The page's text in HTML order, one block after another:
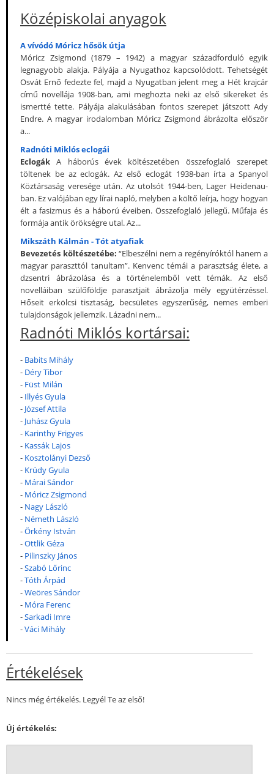
Középiskolai anyagok
A vívódó Móricz hősök útja
Móricz Zsigmond (1879 – 1942) a magyar századforduló egyik
legnagyobb alakja. Pályája a Nyugathoz kapcsolódott. Tehetségét
Osvát Ernő fedezte fel, majd a Nyugatban jelent meg a Hét krajcár
című novellája 1908-ban, ami meghozta neki az első sikereket és
ismertté tette. Pályája alakulásában fontos szerepet játszott Ady
Endre. A magyar irodalomban Móricz Zsigmond ábrázolta először
a...
Radnóti Miklós eclogái
Eclogák A háborús évek költészetében összefoglaló szerepet
töltenek be az eclogák. Az első eclogát 1938-ban írta a Spanyol
Köztársaság veresége után. Az utolsót 1944-ben, Lager Heidenau-
ban. Ez valójában egy lírai napló, melyben a költő leírja, hogy hogyan
élt a fasizmus és a háború éveiben. Összefoglaló jellegű. Műfaja és
formája antik örökségre utal. Az...
Mikszáth Kálmán - Tót atyafiak
Bevezetés költészetébe: “Elbeszélni nem a regényíróktól hanem a
magyar paraszttól tanultam”. Kenvenc témái a parasztság élete, a
dzsentri ábrázolása és a történelemből vett témák. Az első
novelláiban szülőföldje parasztjait ábrázolja mély együtérzéssel.
Hőseit erkölcsi tisztaság, becsületes egyszerűség, nemes emberi
tulajdonságok jellemzik. Lázadni nem...
Radnóti Miklós kortársai:
- Babits Mihály
- Déry Tibor
- Füst Milán
- Illyés Gyula
- József Attila
- Juhász Gyula
- Karinthy Frigyes
- Kassák Lajos
- Kosztolányi Dezső
- Krúdy Gyula
- Márai Sándor
- Móricz Zsigmond
- Nagy László
- Németh László
-Örkény István
-Ottlik Géza
- Pilinszky János
-Szabó Lőrinc
-Tóth Árpád
-Weöres Sándor
- Móra Ferenc
-Sarkadi Imre
-Váci Mihály
Értékelések
Nincs még értékelés. Legyél Te az első!
Új értékelés: